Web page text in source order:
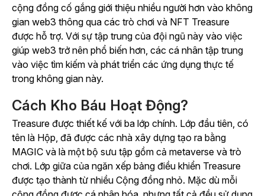
cộng đồng cố gắng giới thiệu nhiều người hơn vào không
gian web3 thông qua các trò chơi và NFT Treasure
được hỗ trợ. Với sự tập trung của đội ngũ này vào việc
giúp web3 trở nên phổ biến hơn, các cá nhân tập trung
vào việc tìm kiếm và phát triển các ứng dụng thực tế
trong không gian này.
Cách Kho Báu Hoạt Động?
Treasure được thiết kế với ba lớp chính. Lớp đầu tiên, có
tên là Hộp, đã được các nhà xây dựng tạo ra bằng
MAGIC và là một bộ sưu tập gồm cả metaverse và trò
chơi. Lớp giữa của ngăn xếp bảng điều khiển Treasure
được tạo thành từ nhiều Cộng đồng nhỏ. Mặc dù mỗi